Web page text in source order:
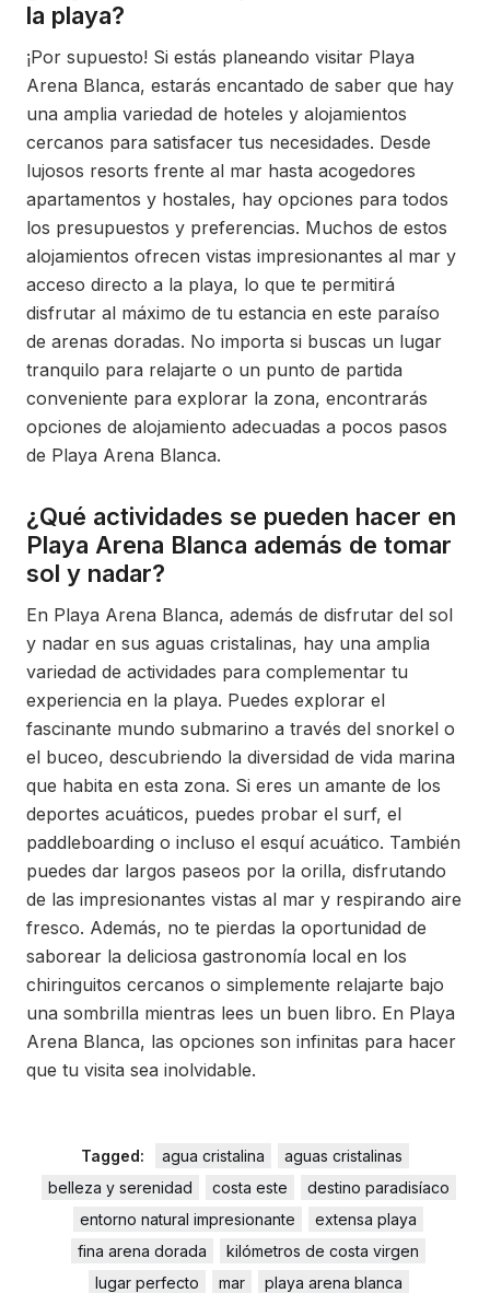
la playa?
¡Por supuesto! Si estás planeando visitar Playa
Arena Blanca, estarás encantado de saber que hay
una amplia variedad de hoteles y alojamientos
cercanos para satisfacer tus necesidades. Desde
lujosos resorts frente al mar hasta acogedores
apartamentos y hostales, hay opciones para todos
los presupuestos y preferencias. Muchos de estos
alojamientos ofrecen vistas impresionantes al mar y
acceso directo a la playa, lo que te permitirá
disfrutar al máximo de tu estancia en este paraíso
de arenas doradas. No importa si buscas un lugar
tranquilo para relajarte o un punto de partida
conveniente para explorar la zona, encontrarás
opciones de alojamiento adecuadas a pocos pasos
de Playa Arena Blanca.
¿Qué actividades se pueden hacer en
Playa Arena Blanca además de tomar
sol y nadar?
En Playa Arena Blanca, además de disfrutar del sol
y nadar en sus aguas cristalinas, hay una amplia
variedad de actividades para complementar tu
experiencia en la playa. Puedes explorar el
fascinante mundo submarino a través del snorkel o
el buceo, descubriendo la diversidad de vida marina
que habita en esta zona. Si eres un amante de los
deportes acuáticos, puedes probar el surf, el
paddleboarding o incluso el esquí acuático. También
puedes dar largos paseos por la orilla, disfrutando
de las impresionantes vistas al mar y respirando aire
fresco. Además, no te pierdas la oportunidad de
saborear la deliciosa gastronomía local en los
chiringuitos cercanos o simplemente relajarte bajo
una sombrilla mientras lees un buen libro. En Playa
Arena Blanca, las opciones son infinitas para hacer
que tu visita sea inolvidable.
Tagged: agua cristalina
aguas cristalinas
belleza y serenidad
costa este
destino paradisíaco
entorno natural impresionante
extensa playa
fina arena dorada
kilómetros de costa virgen
lugar perfecto
mar
playa arena blanca